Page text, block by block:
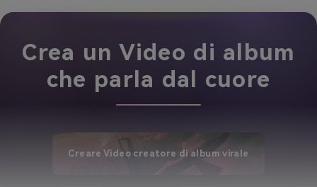
Crea un Video di album
che parla dal cuore
Creare Video creatore di album virale